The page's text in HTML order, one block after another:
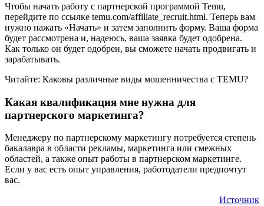
Чтобы начать работу с партнерской программой Temu,
перейдите по ссылке temu.com/affiliate_recruit.html. Теперь вам
нужно нажать «Начать» и затем заполнить форму. Ваша форма
будет рассмотрена и, надеюсь, ваша заявка будет одобрена.
Как только он будет одобрен, вы сможете начать продвигать и
зарабатывать.
Читайте: Каковы различные виды мошенничества с TEMU?
Какая квалификация мне нужна для
партнерского маркетинга?
Менеджеру по партнерскому маркетингу потребуется степень
бакалавра в области рекламы, маркетинга или смежных
областей, а также опыт работы в партнерском маркетинге.
Если у вас есть опыт управления, работодатели предпочтут
вас.
Источник